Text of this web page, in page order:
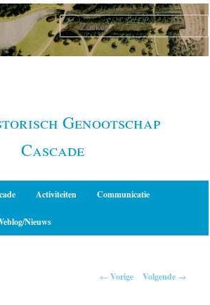
Genootschap
Cascade
Activiteiten Communicatie
Nieuws
← Vorige Volgende →